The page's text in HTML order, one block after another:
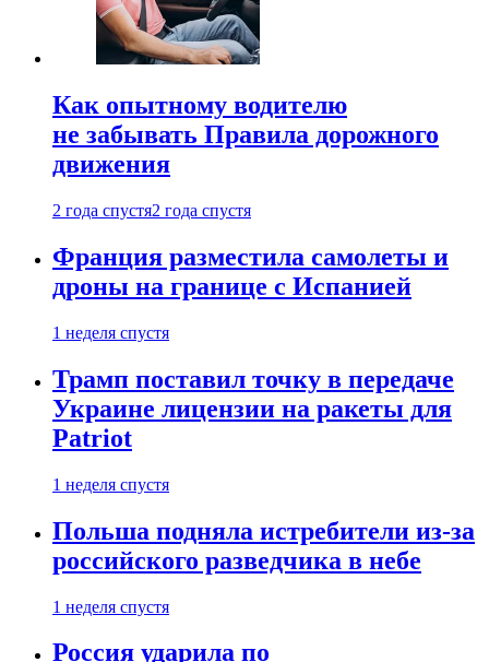
Как опытному водителю
не забывать Правила дорожного
движения
2 года спустя2 года спустя
Франция разместила самолеты и
дроны на границе с Испанией
1 неделя спустя
Трамп поставил точку в передаче
Украине лицензии на ракеты для
Patriot
1 неделя спустя
Польша подняла истребители из-за
российского разведчика в небе
1 неделя спустя
Россия ударила по